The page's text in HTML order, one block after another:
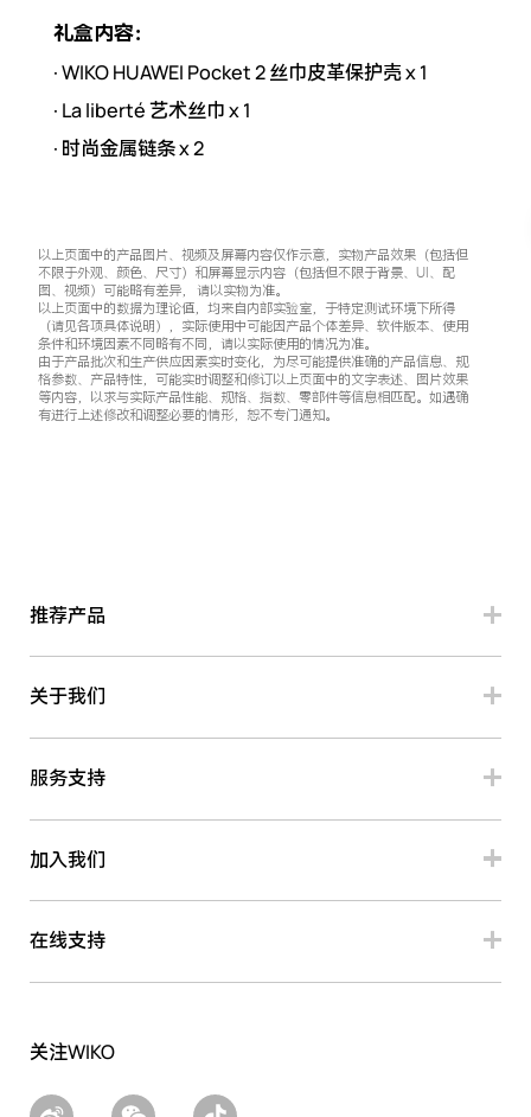
礼盒内容：
· WIKO HUAWEI Pocket 2 丝巾皮革保护壳 x 1
· La liberté 艺术丝巾 x 1
· 时尚金属链条 x 2
以上页面中的产品图片、视频及屏幕内容仅作示意，实物产品效果（包括但
不限于外观、颜色、尺寸）和屏幕显示内容（包括但不限于背景、UI、配
图、视频）可能略有差异， 请以⁠实⁠物⁠为⁠准。
以上页面中的数据为理论值，均来自内部实验室，于特定测试环境下所得
（请见各项具体说明），实际使用中可能因产品个体差异、软件版本、使用
条件和环境因素不同略有不同，请以实际⁠使⁠用⁠的⁠情⁠况⁠为⁠准。
由于产品批次和生产供应因素实时变化，为尽可能提供准确的产品信息、规
格参数、产品特性，可能实时调整和修订以上页面中的文字表述、图片效果
等内容，以求与实际产品性能、规格、指数、零部件等信息相匹配。如遇确
有进行上述修改和调整必要的情形，恕不专门通⁠知。
推荐产品
关于我们
服务支持
加入我们
在线支持
关注WIKO